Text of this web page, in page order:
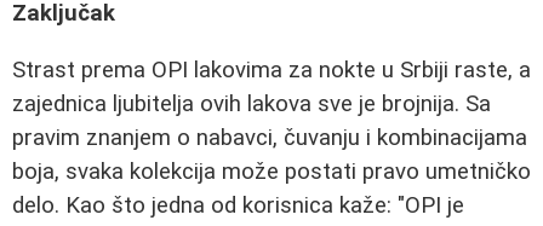
Zaključak
Strast prema OPI lakovima za nokte u Srbiji raste, a
zajednica ljubitelja ovih lakova sve je brojnija. Sa
pravim znanjem o nabavci, čuvanju i kombinacijama
boja, svaka kolekcija može postati pravo umetničko
delo. Kao što jedna od korisnica kaže: "OPI je